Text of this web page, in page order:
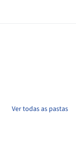
Ver todas as pastas